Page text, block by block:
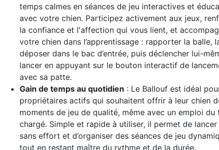
temps calmes en séances de jeu interactives et
avec votre chien. Participez activement aux jeux,
la confiance et l'affection qui vous lient, et
votre chien dans l’apprentissage : rapporter la balle,
déposer dans le bac d’entrée, puis déclencher lui-
lancer en appuyant sur le bouton interactif de
avec sa patte.
Gain de temps au quotidien : Le Ballouf est idéal
propriétaires actifs qui souhaitent offrir à leur chien
moments de jeu de qualité, même avec un emploi du
chargé. Simple et rapide à utiliser, il permet de
sans effort et d’organiser des séances de jeu
tout en restant maître du rythme et de la durée.